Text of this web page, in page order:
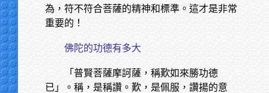
為，符不符合菩薩的精神和標準。這才是非常
重要的！
佛陀的功德有多大
「普賢菩薩摩訶薩，稱歎如來勝功德
已」。稱，是稱讚。歎，是佩服，讚揚的意